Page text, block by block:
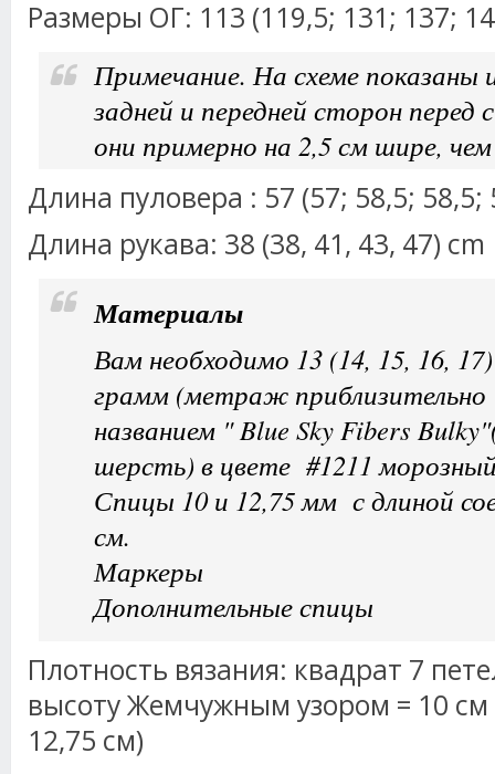
Размеры ОГ: 113 (119,5; 131; 137;
Примечание. На схеме показаны
задней и передней сторон
они примерно на 2,5 см шире,
Длина пуловера : 57 (57; 58,5; 58,5;
Длина рукава: 38 (38, 41, 43, 47) cm
Материалы
Вам необходимо 13 (14, 15, 16,
грамм (метраж
названием " Blue Sky Fibers
шерсть) в цвете #1211
Спицы 10 и 12,75 мм с длиной
см.
Маркеры
Дополнительные спицы
Плотность вязания: квадрат 7
высоту Жемчужным узором = 10 см
12,75 см)